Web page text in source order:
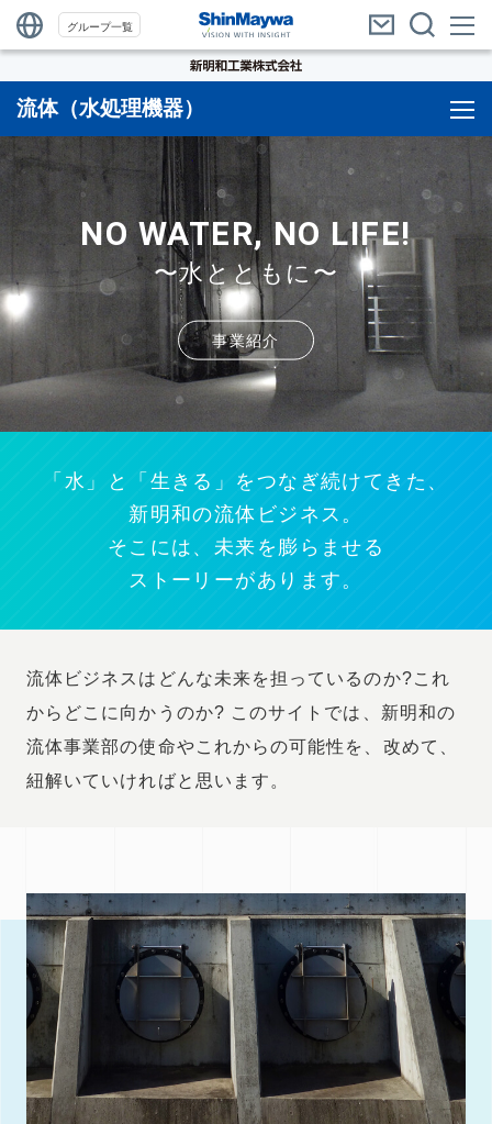
グループ一覧
流体（水処理機器）
NO WATER, NO LIFE!
〜水とともに〜
事業紹介
「水」と「生きる」をつなぎ続けてきた、
新明和の流体ビジネス。
そこには、未来を膨らませる
ストーリーがあります。
流体ビジネスはどんな未来を担っているのか?これ
からどこに向かうのか? このサイトでは、新明和の
流体事業部の使命やこれからの可能性を、改めて、
紐解いていければと思います。